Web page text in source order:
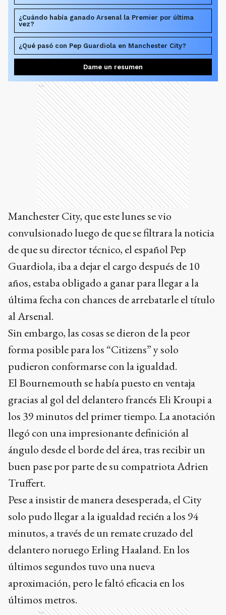
¿Cuándo había ganado Arsenal la Premier por última
vez?
¿Qué pasó con Pep Guardiola en Manchester City?
Dame un resumen
Ads
Manchester City, que este lunes se vio
convulsionado luego de que se filtrara la noticia
de que su director técnico, el español Pep
Guardiola, iba a dejar el cargo después de 10
años, estaba obligado a ganar para llegar a la
última fecha con chances de arrebatarle el título
al Arsenal.
Sin embargo, las cosas se dieron de la peor
forma posible para los “Citizens” y solo
pudieron conformarse con la igualdad.
El Bournemouth se había puesto en ventaja
gracias al gol del delantero francés Eli Kroupi a
los 39 minutos del primer tiempo. La anotación
llegó con una impresionante definición al
ángulo desde el borde del área, tras recibir un
buen pase por parte de su compatriota Adrien
Truffert.
Pese a insistir de manera desesperada, el City
solo pudo llegar a la igualdad recién a los 94
minutos, a través de un remate cruzado del
delantero noruego Erling Haaland. En los
últimos segundos tuvo una nueva
aproximación, pero le faltó eficacia en los
últimos metros.
Ads